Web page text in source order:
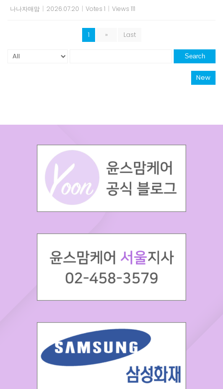
나나자매맘 | 2026.07.20 | Votes 1 | Views 111
1 » Last
Search
New